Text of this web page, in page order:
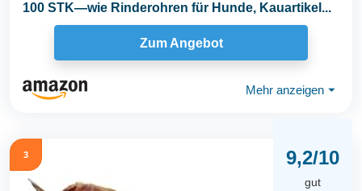
100 STK—wie Rinderohren für Hunde, Kauartikel...
Zum Angebot
Mehr anzeigen ⏷
3 9,2/10
gut